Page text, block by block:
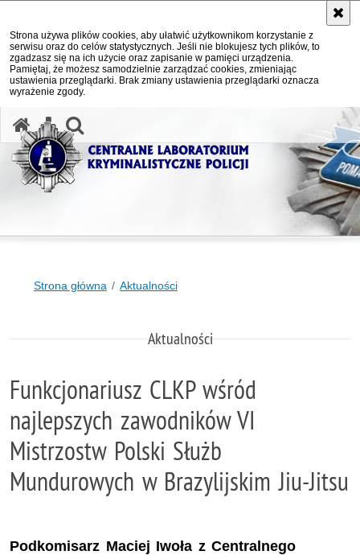
Strona używa plików cookies, aby ułatwić użytkownikom korzystanie z
serwisu oraz do celów statystycznych. Jeśli nie blokujesz tych plików, to
zgadzasz się na ich użycie oraz zapisanie w pamięci urządzenia.
Pamiętaj, że możesz samodzielnie zarządzać cookies, zmieniając
ustawienia przeglądarki. Brak zmiany ustawienia przeglądarki oznacza
wyrażenie zgody.
Strona główna Aktualności
Aktualności
Funkcjonariusz CLKP wśród
najlepszych zawodników VI
Mistrzostw Polski Służb
Mundurowych w Brazylijskim Jiu-Jitsu
Podkomisarz Maciej Iwoła z Centralnego